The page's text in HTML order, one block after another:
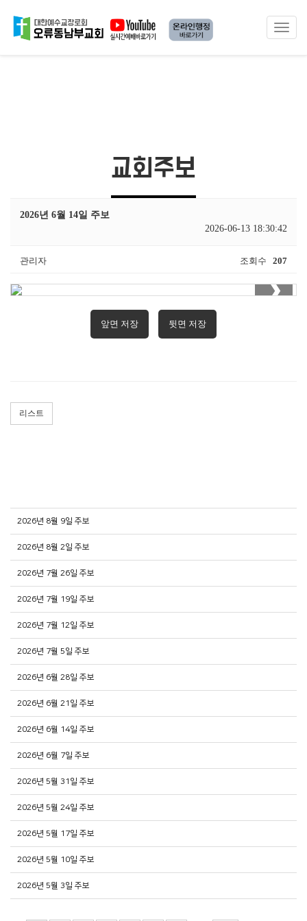
Toggle
교회주보
2026년 6월 14일 주보
2026-06-13 18:30:42
관리자 조회수 207
❯
앞면 저장 뒷면 저장
리스트
2026년 8월 9일 주보
2026년 8월 2일 주보
2026년 7월 26일 주보
2026년 7월 19일 주보
2026년 7월 12일 주보
2026년 7월 5일 주보
2026년 6월 28일 주보
2026년 6월 21일 주보
2026년 6월 14일 주보
2026년 6월 7일 주보
2026년 5월 31일 주보
2026년 5월 24일 주보
2026년 5월 17일 주보
2026년 5월 10일 주보
2026년 5월 3일 주보